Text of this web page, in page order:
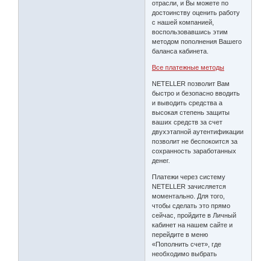
отрасли, и Вы можете по
достоинству оценить работу
с нашей компанией,
воспользовавшись этим
методом пополнения Вашего
баланса кабинета.
Все платежные методы
NETELLER позволит Вам
быстро и безопасно вводить
и выводить средства а
высокая степень защиты
ваших средств за счет
двухэтапной аутентификации
позволит не беспокоится за
сохранность заработанных
денег.
Платежи через систему
NETELLER зачисляется
моментально. Для того,
чтобы сделать это прямо
сейчас, пройдите в Личный
кабинет на нашем сайте и
перейдите в меню
«Пополнить счет», где
необходимо выбрать